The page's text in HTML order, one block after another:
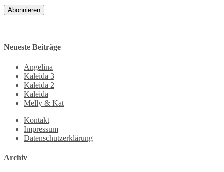
Abonnieren
Neueste Beiträge
Angelina
Kaleida 3
Kaleida 2
Kaleida
Melly & Kat
Kontakt
Impressum
Datenschutzerklärung
Archiv